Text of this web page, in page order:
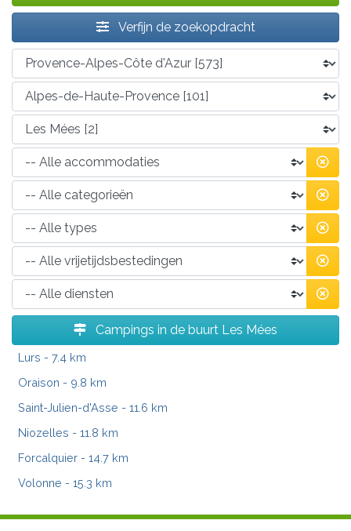
Verfijn de zoekopdracht
Campings in de buurt Les Mées
Lurs - 7.4 km
Oraison - 9.8 km
Saint-Julien-d'Asse - 11.6 km
Niozelles - 11.8 km
Forcalquier - 14.7 km
Volonne - 15.3 km